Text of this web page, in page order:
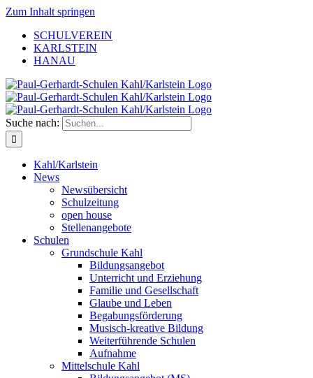
Zum Inhalt springen
SCHULVEREIN
KARLSTEIN
HANAU
Suche nach:
Kahl/Karlstein
News
Newsübersicht
Schulzeitung
open house
Stellenangebote
Schulen
Grundschule Kahl
Bildungsangebot
Unterricht und Erziehung
Familie und Gesellschaft
Glaube und Leben
Begabungsförderung
Musisch-kreative Bildung
Weiterführende Schulen
Aufnahme
Mittelschule Kahl